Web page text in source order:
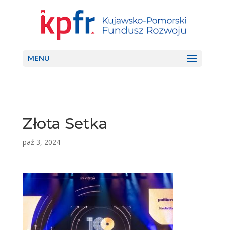
MENU
Złota Setka
paź 3, 2024